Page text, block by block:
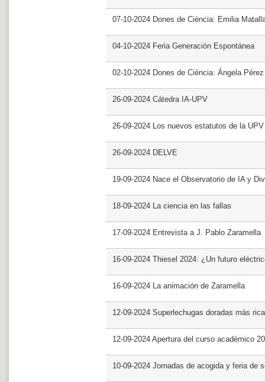
07-10-2024 Dones de Ciència: Emilia
04-10-2024 Feria Generación Espontánea
02-10-2024 Dones de Ciència: Ángela Pérez
26-09-2024 Cátedra IA-UPV
26-09-2024 Los nuevos estatutos de la
26-09-2024 DELVE
19-09-2024 Nace el Observatorio de IA y
18-09-2024 La ciencia en las fallas
17-09-2024 Entrevista a J. Pablo Zaramella
16-09-2024 Thiesel 2024: ¿Un futuro
16-09-2024 La animación de Zaramella
12-09-2024 Superlechugas doradas más
12-09-2024 Apertura del curso académico
10-09-2024 Jornadas de acogida y feria de